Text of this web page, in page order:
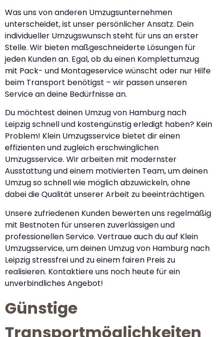
Was uns von anderen Umzugsunternehmen
unterscheidet, ist unser persönlicher Ansatz. Dein
individueller Umzugswunsch steht für uns an erster
Stelle. Wir bieten maßgeschneiderte Lösungen für
jeden Kunden an. Egal, ob du einen Komplettumzug
mit Pack- und Montageservice wünscht oder nur Hilfe
beim Transport benötigst – wir passen unseren
Service an deine Bedürfnisse an.
Du möchtest deinen Umzug von Hamburg nach
Leipzig schnell und kostengünstig erledigt haben? Kein
Problem! Klein Umzugsservice bietet dir einen
effizienten und zugleich erschwinglichen
Umzugsservice. Wir arbeiten mit modernster
Ausstattung und einem motivierten Team, um deinen
Umzug so schnell wie möglich abzuwickeln, ohne
dabei die Qualität unserer Arbeit zu beeinträchtigen.
Unsere zufriedenen Kunden bewerten uns regelmäßig
mit Bestnoten für unseren zuverlässigen und
professionellen Service. Vertraue auch du auf Klein
Umzugsservice, um deinen Umzug von Hamburg nach
Leipzig stressfrei und zu einem fairen Preis zu
realisieren. Kontaktiere uns noch heute für ein
unverbindliches Angebot!
Günstige
Transportmöglichkeiten